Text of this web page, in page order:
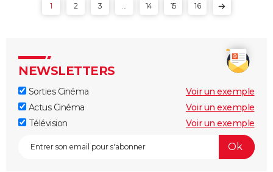
1 2 3 14 15 16
NEWSLETTERS
Sorties Cinéma
Voir un exemple
Actus Cinéma
Voir un exemple
Télévision
Voir un exemple